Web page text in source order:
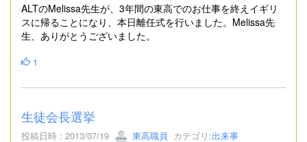
ALTのMelissa先生が、3年間の東高でのお仕事を終えイギリ
スに帰ることになり、本日離任式を行いました。Melissa先
生、ありがとうございました。
1
生徒会長選挙
投稿日時 : 2013/07/19 東高職員 カテゴリ:出来事